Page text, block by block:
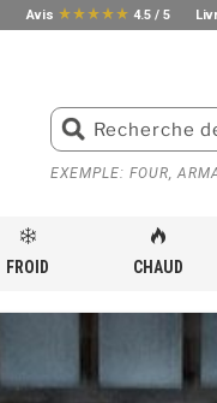
Avis star_ratestar_ratestar_ratestar_ratestar_rate 4.5 / 5
EXEMPLE: FOUR,
FROID CHAUD
» MATÉRIEL ET ÉQUIPEMENT